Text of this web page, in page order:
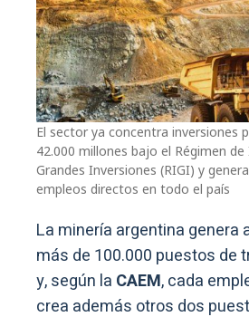
El sector ya concentra inversiones
42.000 millones bajo el Régimen
Grandes Inversiones (RIGI) y
empleos directos en todo el país
La minería argentina genera
más de 100.000 puestos de
y, según la CAEM, cada
crea además otros dos